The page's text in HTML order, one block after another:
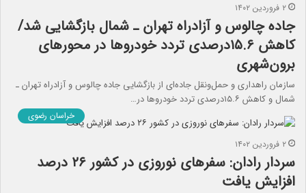
۲ فروردین ۱۴۰۲
جاده چالوس و آزادراه تهران ـ شمال بازگشایی شد/
کاهش ۱۵.۶درصدی تردد خودروها در محورهای
برون‌شهری
سازمان راهداری و حمل‌ونقل جاده‌ای از بازگشایی جاده چالوس و آزادراه تهران ـ
شمال و کاهش ۱۵.۶درصدی تردد خودروها در…
خراسان رضوی
۲ فروردین ۱۴۰۲
سردار رادان: سفرهای نوروزی در کشور ۲۶ درصد
افزایش یافت